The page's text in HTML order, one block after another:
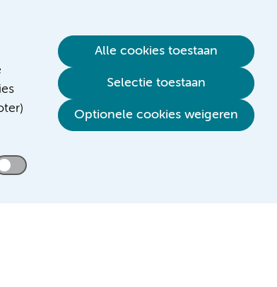
Alle cookies toestaan
Selectie toestaan
Optionele cookies weigeren
Verwijzen & diagnostiek